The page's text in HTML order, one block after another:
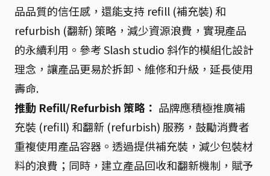
品品質的信任感，還能支持 refill (補充裝) 和
refurbish (翻新) 策略，減少資源浪費，實現產品
的永續利用。參考 Slash studio 斜作的模組化設計
理念，讓產品更易於拆卸、維修和升級，延長使用
壽命.
推動 Refill/Refurbish 策略： 品牌應積極推廣補
充裝 (refill) 和翻新 (refurbish) 服務，鼓勵消費者
重複使用產品容器。透過提供補充裝，減少包裝材
料的浪費；同時，建立產品回收和翻新機制，賦予